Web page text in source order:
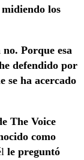
los
Porque esa
defendido por
se ha acercado
The Voice
como
le preguntó